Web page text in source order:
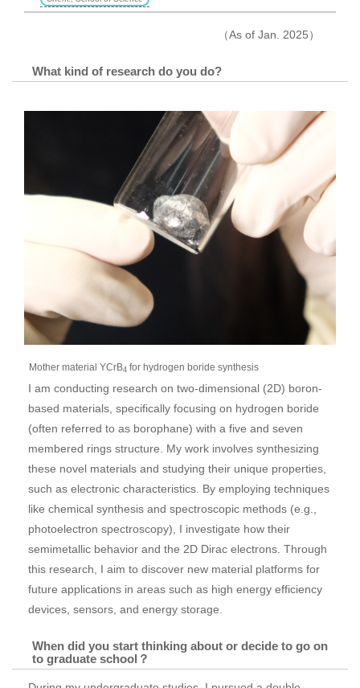
（As of Jan. 2025）
What kind of research do you do?
Mother material YCrB4 for hydrogen boride synthesis
I am conducting research on two-dimensional (2D) boron-
based materials, specifically focusing on hydrogen boride
(often referred to as borophane) with a five and seven
membered rings structure. My work involves synthesizing
these novel materials and studying their unique properties,
such as electronic characteristics. By employing techniques
like chemical synthesis and spectroscopic methods (e.g.,
photoelectron spectroscopy), I investigate how their
semimetallic behavior and the 2D Dirac electrons. Through
this research, I aim to discover new material platforms for
future applications in areas such as high energy efficiency
devices, sensors, and energy storage.
When did you start thinking about or decide to go on
to graduate school？